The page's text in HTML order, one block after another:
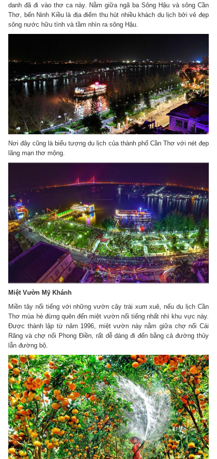
danh đã đi vào thơ ca này. Nằm giữa ngã ba Sông Hậu và sông Cần
Thơ, bến Ninh Kiều là địa điểm thu hút nhiều khách du lịch bởi vẻ đẹp
sông nước hữu tình và tầm nhìn ra sông Hậu.
Nơi đây cũng là biểu tượng du lịch của thành phố Cần Thơ với nét đẹp
lãng mạn thơ mộng.
Miệt Vườn Mỹ Khánh
Miền tây nổi tiếng với những vườn cây trái xum xuê, nếu du lịch Cần
Thơ mùa hè đừng quên đến miệt vườn nổi tiếng nhất nhì khu vực này.
Được thành lập từ năm 1996, miệt vườn này nằm giữa chợ nổi Cái
Răng và chợ nổi Phong Điền, rất dễ dàng đi đến bằng cả đường thủy
lẫn đường bộ.